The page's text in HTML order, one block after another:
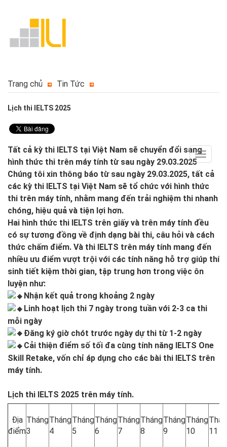
Toggle
Trang chủ Tin Tức
Lịch thi IELTS 2025
Tất cả kỳ thi IELTS tại Việt Nam sẽ chuyển đổi sang
hình thức thi trên máy tính từ sau ngày 29.03.2025
Chúng tôi xin thông báo từ sau ngày 29.03.2025, tất cả
các kỳ thi IELTS tại Việt Nam sẽ tổ chức với hình thức
thi trên máy tính, nhằm mang đến trải nghiệm thi nhanh
chóng, hiệu quả và tiện lợi hơn.
Hai hình thức thi IELTS trên giấy và trên máy tính đều
có sự tương đồng về định dạng bài thi, câu hỏi và cách
thức chấm điểm. Và thi IELTS trên máy tính mang đến
nhiều ưu điểm vượt trội với các tính năng hỗ trợ giúp thí
sinh tiết kiệm thời gian, tập trung hơn trong việc ôn
luyện như:
Nhận kết quả trong khoảng 2 ngày
Linh hoạt lịch thi 7 ngày trong tuần với 2-3 ca thi
mỗi ngày
Đăng ký giờ chót trước ngày dự thi từ 1-2 ngày
Cải thiện điểm số tối đa cùng tính năng IELTS One
Skill Retake, vốn chỉ áp dụng cho các bài thi IELTS trên
máy tính.
Lịch thi IELTS 2025 trên máy tính.
Địa
điểm
Tháng
3
Tháng
4
Tháng
5
Tháng
6
Tháng
7
Tháng
8
Tháng
9
Tháng
10
11